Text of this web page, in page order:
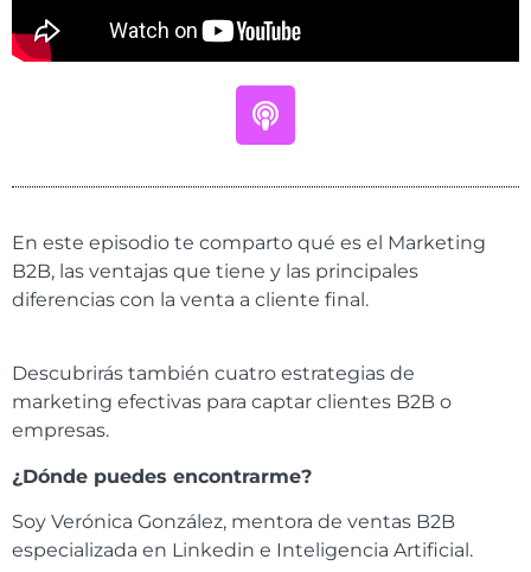
En este episodio te comparto qué es el Marketing
B2B, las ventajas que tiene y las principales
diferencias con la venta a cliente final.
Descubrirás también cuatro estrategias de
marketing efectivas para captar clientes B2B o
empresas.
¿Dónde puedes encontrarme?
Soy Verónica González, mentora de ventas B2B
especializada en Linkedin e Inteligencia Artificial.